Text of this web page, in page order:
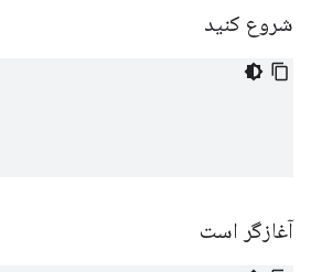
شروع کنید
آغازگر است